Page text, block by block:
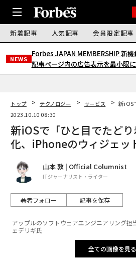
新着記事 人気記事 会員限定記事
NEWS
Forbes JAPAN MEMBERSHIP 新機
記事ページ内の広告表示を最小限
トップ テクノロジー サービス
新iOS
2023.10.10 08:30
新iOSで「ひと目でたど
化、iPhoneのウィジェッ
山本 敦 | Official Columnist
ITジャーナリスト・ライター
著者フォロー 記事を保存
アップルのソフトウェアエンジニアリング担
ェデリギ氏
全ての画像を見る